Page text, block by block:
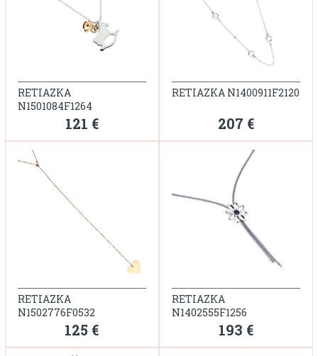
RETIAZKA
N1501084F1264
121 €
RETIAZKA N1400911F2120
207 €
RETIAZKA
N1502776F0532
125 €
RETIAZKA
N1402555F1256
193 €